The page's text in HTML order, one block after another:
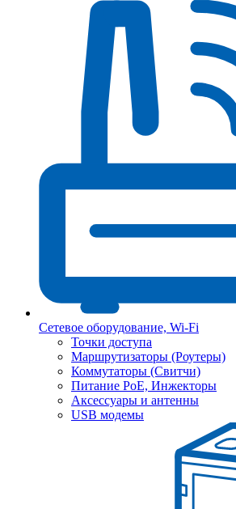
Сетевое оборудование, Wi-Fi
Точки доступа
Маршрутизаторы (Роутеры)
Коммутаторы (Свитчи)
Питание PoE, Инжекторы
Аксессуары и антенны
USB модемы